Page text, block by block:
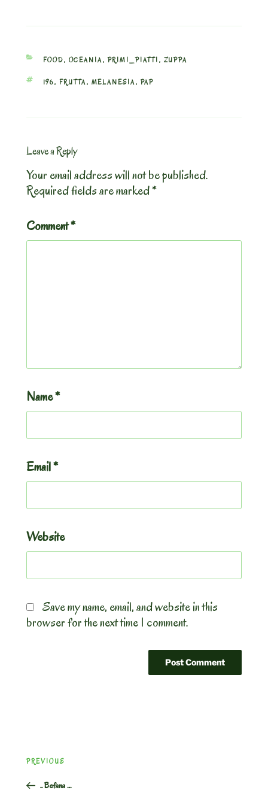
CATEGORIES
FOOD, OCEANIA,PRIMI_PIATTI , ZUPPA
TAGS
196, FRUTTA, MELANESIA,PAP
Leave a Reply
Your email address will not be published.
Required fields are marked*
Comment*
Name*
Email*
Website
Save my name, email, and website in this
browser for the next time I comment.
navigation
Previous
PREVIOUS
.. Befana …